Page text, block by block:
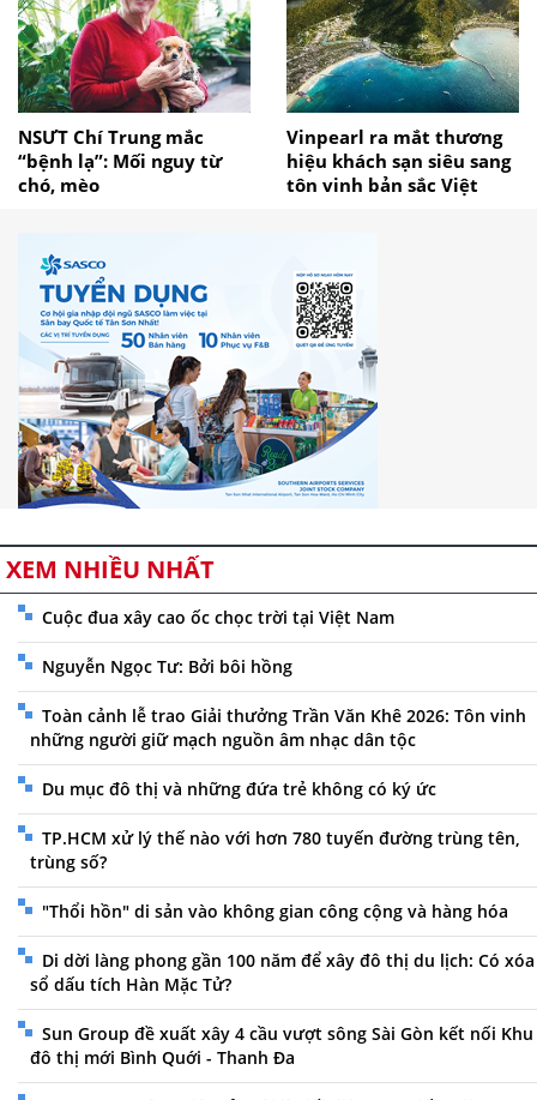
NSƯT Chí Trung mắc
“bệnh lạ”: Mối nguy từ
chó, mèo
Vinpearl ra mắt thương
hiệu khách sạn siêu sang
tôn vinh bản sắc Việt
XEM NHIỀU NHẤT
Cuộc đua xây cao ốc chọc trời tại Việt Nam
Nguyễn Ngọc Tư: Bởi bôi hồng
Toàn cảnh lễ trao Giải thưởng Trần Văn Khê 2026: Tôn vinh
những người giữ mạch nguồn âm nhạc dân tộc
Du mục đô thị và những đứa trẻ không có ký ức
TP.HCM xử lý thế nào với hơn 780 tuyến đường trùng tên,
trùng số?
"Thổi hồn" di sản vào không gian công cộng và hàng hóa
Di dời làng phong gần 100 năm để xây đô thị du lịch: Có xóa
sổ dấu tích Hàn Mặc Tử?
Sun Group đề xuất xây 4 cầu vượt sông Sài Gòn kết nối Khu
đô thị mới Bình Quới - Thanh Đa